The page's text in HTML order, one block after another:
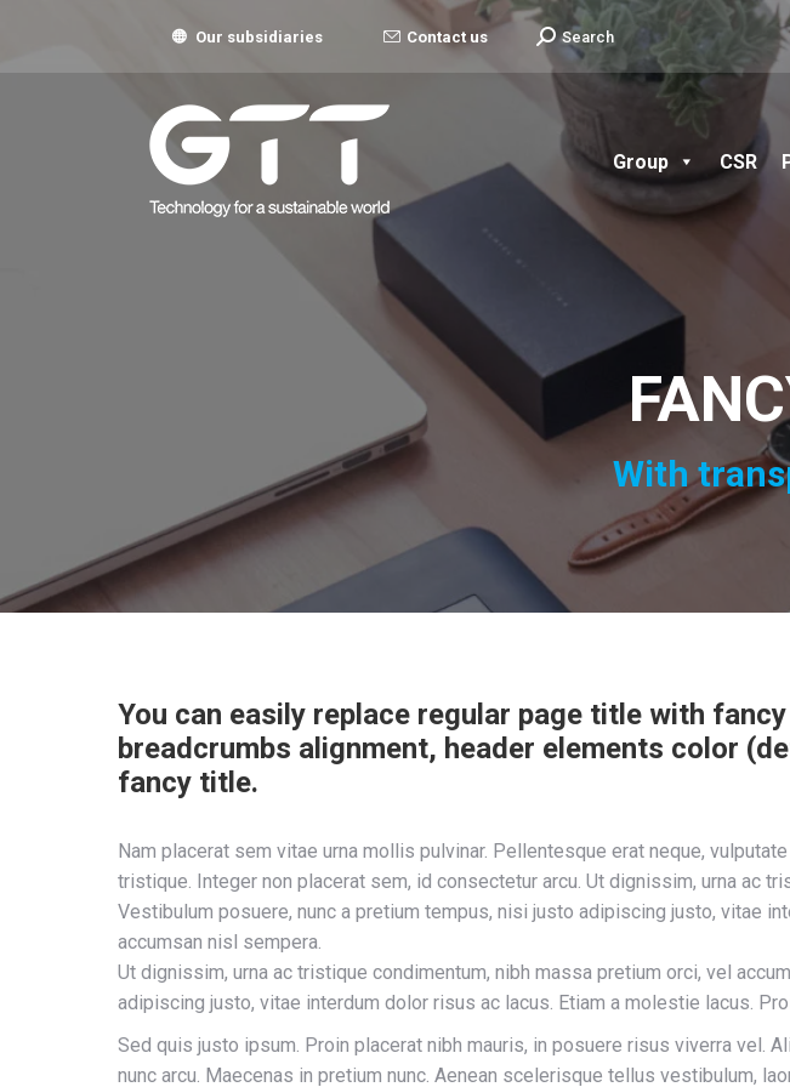
Our subsidiaries Contact us Search:
Search
Group CSR
With
You can easily replace regular page title with
breadcrumbs alignment, header elements color
fancy title.
Nam placerat sem vitae urna mollis pulvinar. Pellentesque erat neque,
tristique. Integer non placerat sem, id consectetur arcu. Ut dignissim, urna ac
Vestibulum posuere, nunc a pretium tempus, nisi justo adipiscing justo, vitae
accumsan nisl sempera.
Ut dignissim, urna ac tristique condimentum, nibh massa pretium orci, vel
adipiscing justo, vitae interdum dolor risus ac lacus. Etiam a molestie lacus.
Sed quis justo ipsum. Proin placerat nibh mauris, in posuere risus viverra vel.
nunc arcu. Maecenas in pretium nunc. Aenean scelerisque tellus vestibulum,